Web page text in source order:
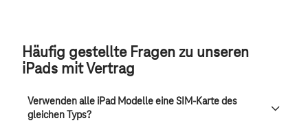
Häufig gestellte Fragen zu unseren
iPads mit Vertrag
Verwenden alle iPad Modelle eine SIM-Karte des
gleichen Typs?